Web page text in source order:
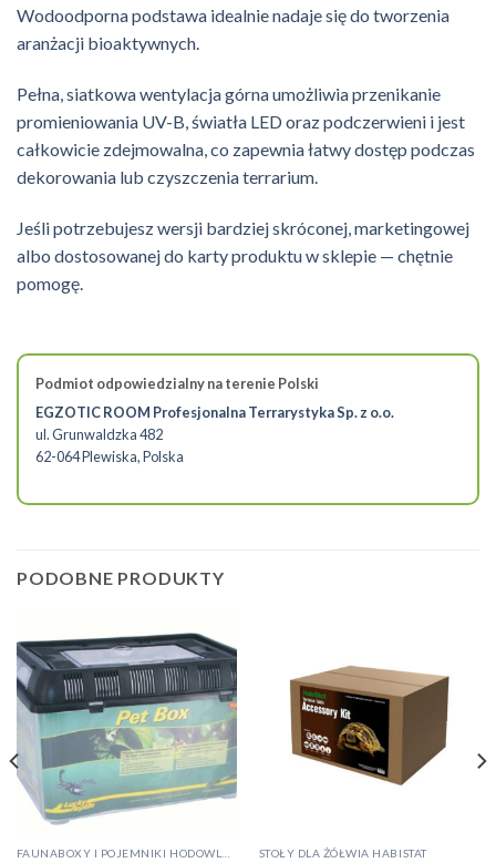
Wodoodporna podstawa idealnie nadaje się do tworzenia
aranżacji bioaktywnych.
Pełna, siatkowa wentylacja górna umożliwia przenikanie
promieniowania UV-B, światła LED oraz podczerwieni i jest
całkowicie zdejmowalna, co zapewnia łatwy dostęp podczas
dekorowania lub czyszczenia terrarium.
Jeśli potrzebujesz wersji bardziej skróconej, marketingowej
albo dostosowanej do karty produktu w sklepie — chętnie
pomogę.
Podmiot odpowiedzialny na terenie Polski
EGZOTIC ROOM Profesjonalna Terrarystyka Sp. z o.o.
ul. Grunwaldzka 482
62-064 Plewiska, Polska
PODOBNE PRODUKTY
STOŁY DLA ŻÓŁWIA HABISTAT